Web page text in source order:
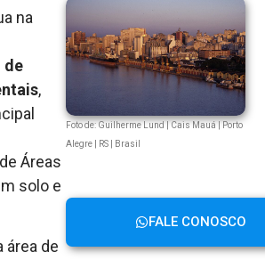
na
de
,
Áreas
solo e
área de
Foto de: Guilherme Lund | Cais Mauá | Porto
Alegre | RS | Brasil
FALE CONOSCO